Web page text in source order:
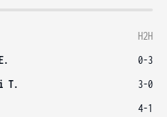
H2H
0-3
T.
3-0
4-1